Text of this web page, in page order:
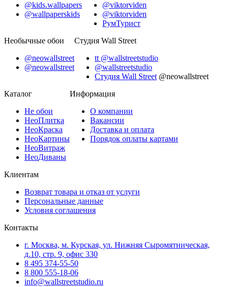
@kids.wallpapers
@wallpaperskids
@viktorviden
@viktorviden
РумТурист
Необычные обои
@neowallstreet
@neowallstreet
Студия Wall Street
tt @wallstreetstudio
@wallstreetstudio
Студия Wall Street @neowallstreet
Каталог
Не обои
НеоПлитка
НеоКраска
НеоКартины
НеоВитраж
НеоДиваны
Информация
О компании
Вакансии
Доставка и оплата
Порядок оплаты картами
Клиентам
Возврат товара и отказ от услуги
Персональные данные
Условия соглашения
Контакты
г. Москва, м. Курская, ул. Нижняя Сыромятническая,
д.10, стр. 9, офис 330
8 495 374-55-50
8 800 555-18-06
info@wallstreetstudio.ru